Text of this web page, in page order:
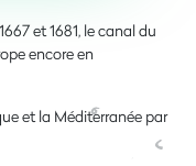
et 1681, le canal du
encore en
et la Méditerranée par